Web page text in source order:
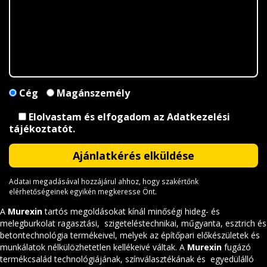
Cég
Magánszemély
Elolvastam és elfogadom az Adatkezelési
tájékoztatót.
Adatai megadásával hozzájárul ahhoz, hogy szakértőnk
elérhetőségeinek egyikén megkeresse Önt.
A Murexintartós megoldásokat kínál minőségi hideg- és
melegburkolat ragasztási, szigeteléstechnikai, műgyanta, esztrich és
betontechnológia termékeivel, melyek az építőpari előkészületek és
munkálatok nélkülözhetetlen kellékeivé váltak. A Murexin fugázó
termékcsalád technológiájának, színválasztékának és egyedülálló